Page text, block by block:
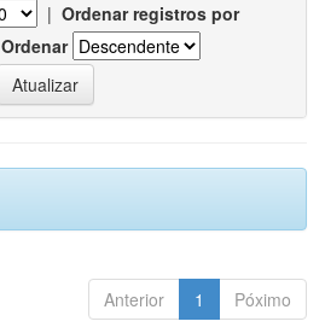
| Ordenar registros por
Ordenar
Anterior 1 Póximo